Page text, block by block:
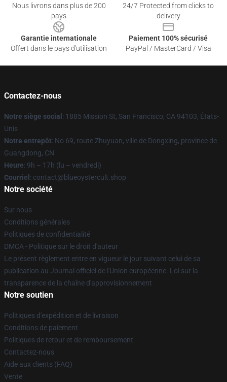
Nous livrons dans plus de 200
pays
24/7 Protected from clicks to
delivery
Garantie internationale
Offert dans le pays d'utilisation
Paiement 100% sécurisé
PayPal / MasterCard / Visa
Contactez-nous
Notre siège social : 1885 Mission St, San Francisco, CA 94103, États-
Unis
Notre entrepôt: No 69, route Zhuyuan, ville de Dongxing, province de
Guangdong, CN
Heure: 9h – 17h (lu – vendredi)
Courriel : contact@blueoystercult.shop
Notre société
Sur nous
Conditions générales
Politiques de confidentialité
DMCA - Politique sur le droit d'auteur
Le présent règlement entre en vigueur le jour suivant celui de sa
publication au Journal officiel de l'Union européenne. Loi sur la
transparence de la chaîne d'approvisionnement
Notre soutien
Politiques d'expédition et de livraison
Conditions de paiement
Politiques de retour et de remboursement
Contactez-nous
Aide aux clients (FAQ)
Vente